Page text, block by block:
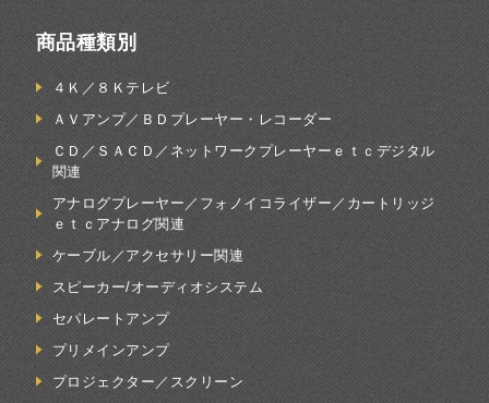
商品種類別
４Ｋ／８Ｋテレビ
ＡＶアンプ／ＢＤプレーヤー・レコーダー
ＣＤ／ＳＡＣＤ／ネットワークプレーヤーｅｔｃデジタル
関連
アナログプレーヤー／フォノイコライザー／カートリッジ
ｅｔｃアナログ関連
ケーブル／アクセサリー関連
スピーカー/オーディオシステム
セパレートアンプ
プリメインアンプ
プロジェクター／スクリーン